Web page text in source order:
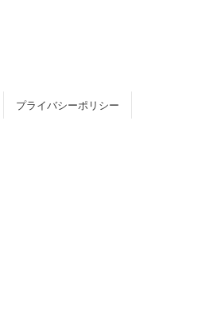
プライバシーポリシー